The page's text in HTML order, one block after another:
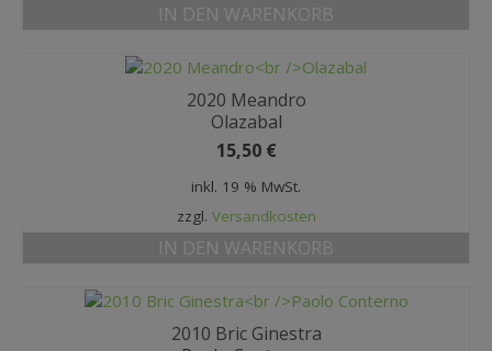
IN DEN WARENKORB
2020 Meandro
Olazabal
15,50 €
inkl. 19 % MwSt.
zzgl. Versandkosten
IN DEN WARENKORB
2010 Bric Ginestra